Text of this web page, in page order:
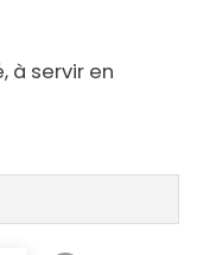
à servir en